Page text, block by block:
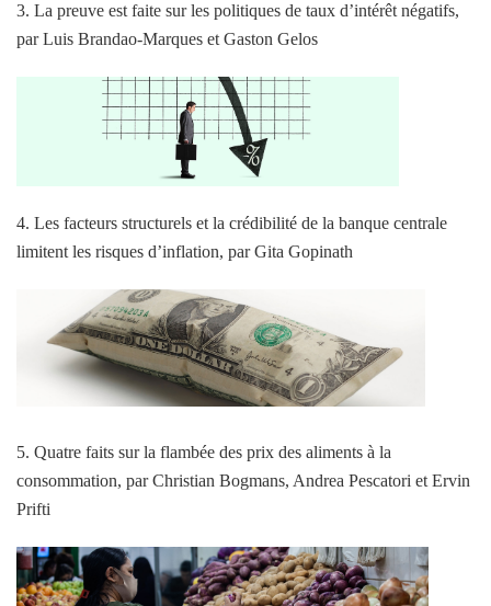
3. La preuve est faite sur les politiques de taux d’intérêt négatifs,
par Luis Brandao-Marques et Gaston Gelos
4. Les facteurs structurels et la crédibilité de la banque centrale
limitent les risques d’inflation, par Gita Gopinath
5. Quatre faits sur la flambée des prix des aliments à la
consommation, par Christian Bogmans, Andrea Pescatori et Ervin
Prifti